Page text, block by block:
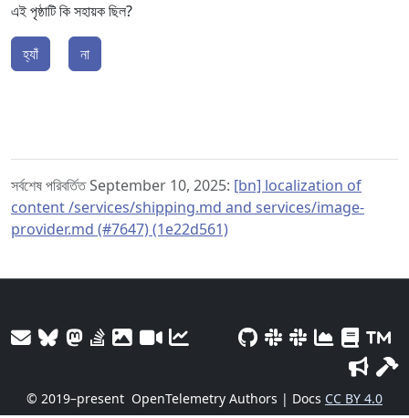
এই পৃষ্ঠাটি কি সহায়ক ছিল?
হ্যাঁ না
সর্বশেষ পরিবর্তিত September 10, 2025: [bn] localization of
content /services/shipping.md and services/image-
provider.md (#7647) (1e22d561)
© 2019–present OpenTelemetry Authors | Docs CC BY 4.0